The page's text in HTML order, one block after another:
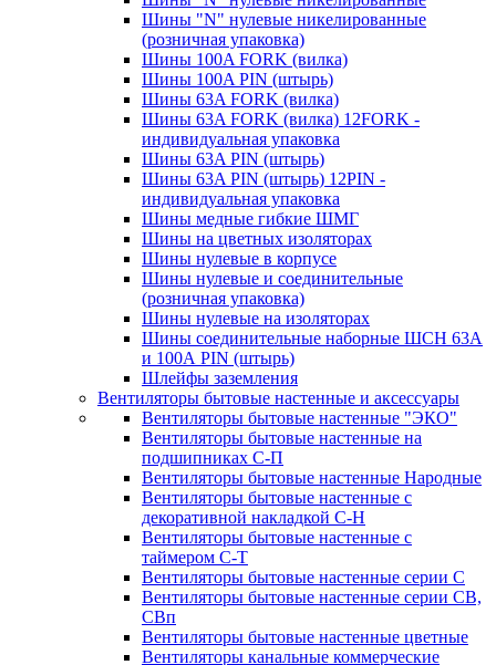
Шины "N" нулевые никелированные
(розничная упаковка)
Шины 100A FORK (вилка)
Шины 100A PIN (штырь)
Шины 63A FORK (вилка)
Шины 63A FORK (вилка) 12FORK -
индивидуальная упаковка
Шины 63A PIN (штырь)
Шины 63A PIN (штырь) 12PIN -
индивидуальная упаковка
Шины медные гибкие ШМГ
Шины на цветных изоляторах
Шины нулевые в корпусе
Шины нулевые и соединительные
(розничная упаковка)
Шины нулевые на изоляторах
Шины соединительные наборные ШСН 63A
и 100А PIN (штырь)
Шлейфы заземления
Вентиляторы бытовые настенные и аксессуары
Вентиляторы бытовые настенные "ЭКО"
Вентиляторы бытовые настенные на
подшипниках С-П
Вентиляторы бытовые настенные Народные
Вентиляторы бытовые настенные с
декоративной накладкой С-Н
Вентиляторы бытовые настенные с
таймером С-Т
Вентиляторы бытовые настенные серии С
Вентиляторы бытовые настенные серии СВ,
СВп
Вентиляторы бытовые настенные цветные
Вентиляторы канальные коммерческие